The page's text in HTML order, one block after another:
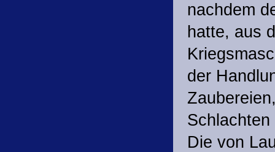
nachdem
hatte, aus
der
Schlachten
Die von